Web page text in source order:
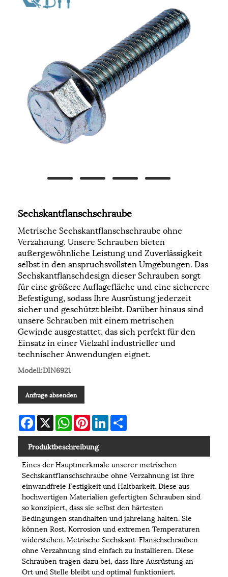
Sechskantflanschschraube
Metrische Sechskantflanschschraube ohne
Verzahnung. Unsere Schrauben bieten
außergewöhnliche Leistung und Zuverlässigkeit
selbst in den anspruchsvollsten Umgebungen. Das
Sechskantflanschdesign dieser Schrauben sorgt
für eine größere Auflagefläche und eine sicherere
Befestigung, sodass Ihre Ausrüstung jederzeit
sicher und geschützt bleibt. Darüber hinaus sind
unsere Schrauben mit einem metrischen
Gewinde ausgestattet, das sich perfekt für den
Einsatz in einer Vielzahl industrieller und
technischer Anwendungen eignet.
Modell:DIN6921
Anfrage absenden
Facebook
X WhatsAppPinterestLinkedIn
Produktbeschreibung
Eines der Hauptmerkmale unserer metrischen
Sechskantflanschschraube ohne Verzahnung ist ihre
einwandfreie Festigkeit und Haltbarkeit. Diese aus
hochwertigen Materialien gefertigten Schrauben sind
so konzipiert, dass sie selbst den härtesten
Bedingungen standhalten und jahrelang halten. Sie
können Rost, Korrosion und extremen Temperaturen
widerstehen. Metrische Sechskant-Flanschschrauben
ohne Verzahnung sind einfach zu installieren. Diese
Schrauben tragen dazu bei, dass Ihre Ausrüstung an
Ort und Stelle bleibt und optimal funktioniert.